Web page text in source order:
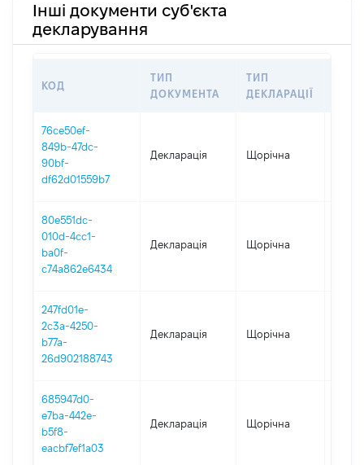
Інші документи суб'єкта
декларування
КОД
ТИП
ДОКУМЕНТА
ТИП
ДЕКЛАРАЦІЇ
76ce50ef-
849b-47dc-
90bf-
df62d01559b7
Декларація Щорічна
80e551dc-
010d-4cc1-
ba0f-
c74a862e6434
Декларація Щорічна
247fd01e-
2c3a-4250-
b77a-
26d902188743
Декларація Щорічна
685947d0-
e7ba-442e-
b5f8-
eacbf7ef1a03
Декларація Щорічна